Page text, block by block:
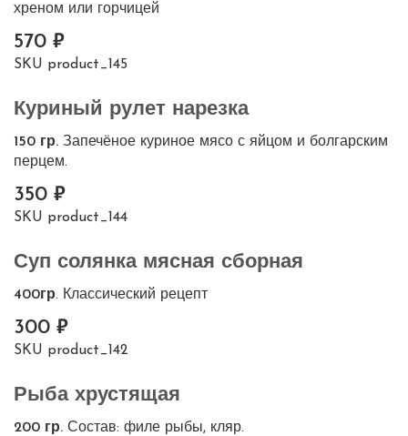
хреном или горчицей
570
SKU product_145
Куриный рулет нарезка
150 гр. Запечёное куриное мясо с яйцом и болгарским
перцем.
350
SKU product_144
Суп солянка мясная сборная
400гр. Классический рецепт
300
SKU product_142
Рыба хрустящая
200 гр. Состав: филе рыбы, кляр.